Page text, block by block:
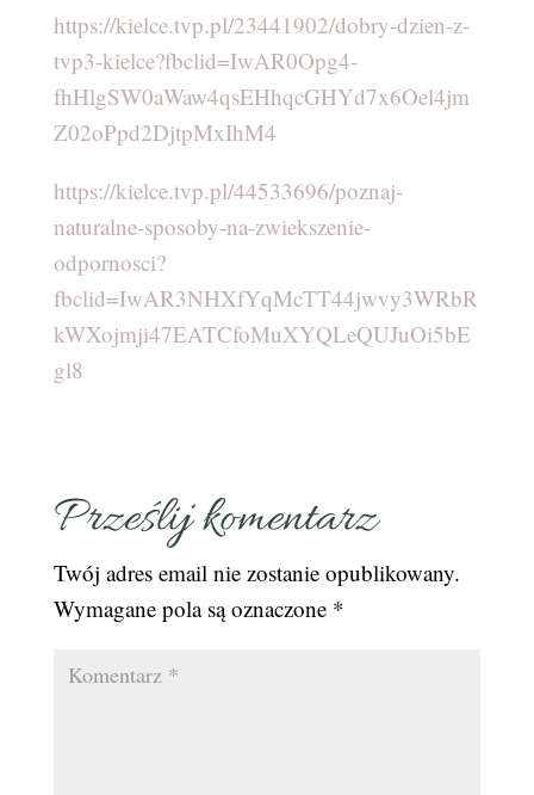
https://kielce.tvp.pl/23441902/dobry-dzien-z-
tvp3-kielce?fbclid=IwAR0Opg4-
fhHlgSW0aWaw4qsEHhqcGHYd7x6Oel4jm
Z02oPpd2DjtpMxIhM4
https://kielce.tvp.pl/44533696/poznaj-
naturalne-sposoby-na-zwiekszenie-
odpornosci?
fbclid=IwAR3NHXfYqMcTT44jwvy3WRbR
kWXojmji47EATCfoMuXYQLeQUJuOi5bE
gl8
Prześlij komentarz
Twój adres email nie zostanie opublikowany.
Wymagane pola są oznaczone *